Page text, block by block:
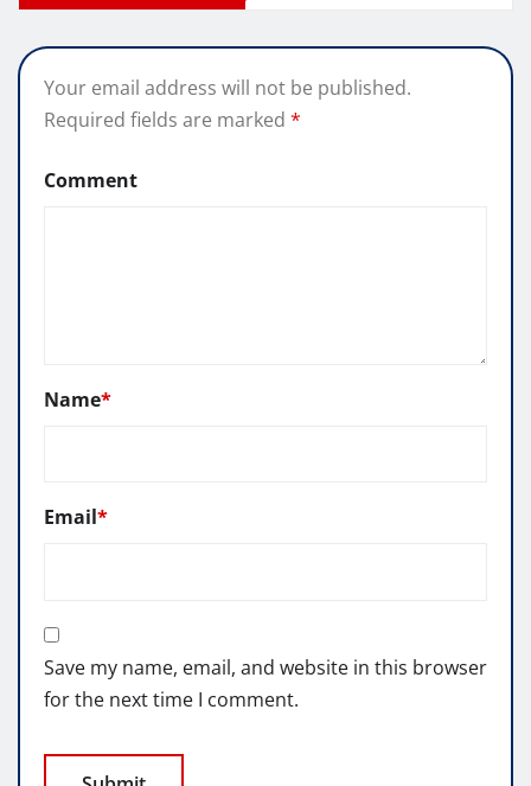
Your email address will not be published.
Required fields are marked *
Comment
Name*
Email*
Save my name, email, and website in this browser
for the next time I comment.